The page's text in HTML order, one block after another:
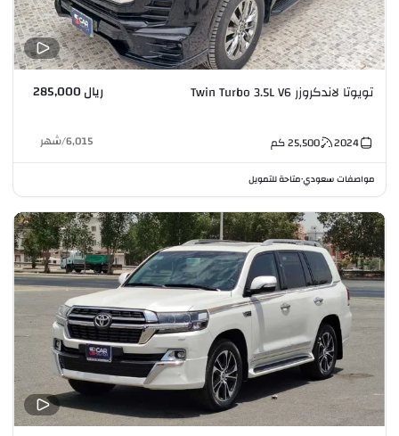
تويوتا لاندكروزر Twin Turbo 3.5L V6 ريال 285,000
2024
25,500كم 6,015
/شهر
مواصفات سعودي•متاحة للتمويل